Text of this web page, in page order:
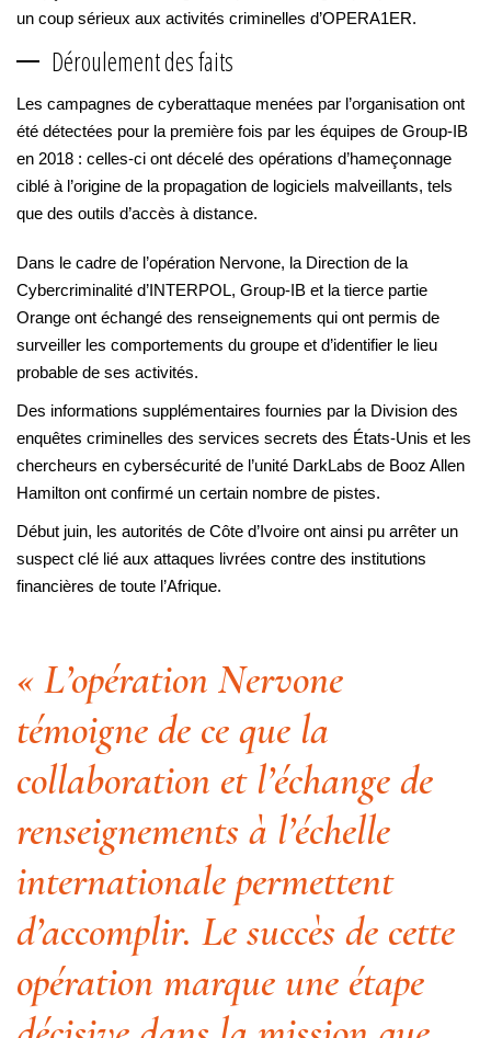
un coup sérieux aux activités criminelles d’OPERA1ER.
Déroulement des faits
Les campagnes de cyberattaque menées par l’organisation ont
été détectées pour la première fois par les équipes de Group-IB
en 2018 : celles-ci ont décelé des opérations d’hameçonnage
ciblé à l’origine de la propagation de logiciels malveillants, tels
que des outils d’accès à distance.
Dans le cadre de l’opération Nervone, la Direction de la
Cybercriminalité d’INTERPOL, Group-IB et la tierce partie
Orange ont échangé des renseignements qui ont permis de
surveiller les comportements du groupe et d’identifier le lieu
probable de ses activités.
Des informations supplémentaires fournies par la Division des
enquêtes criminelles des services secrets des États-Unis et les
chercheurs en cybersécurité de l’unité DarkLabs de Booz Allen
Hamilton ont confirmé un certain nombre de pistes.
Début juin, les autorités de Côte d’Ivoire ont ainsi pu arrêter un
suspect clé lié aux attaques livrées contre des institutions
financières de toute l’Afrique.
« L’opération Nervone
témoigne de ce que la
collaboration et l’échange de
renseignements à l’échelle
internationale permettent
d’accomplir. Le succès de cette
opération marque une étape